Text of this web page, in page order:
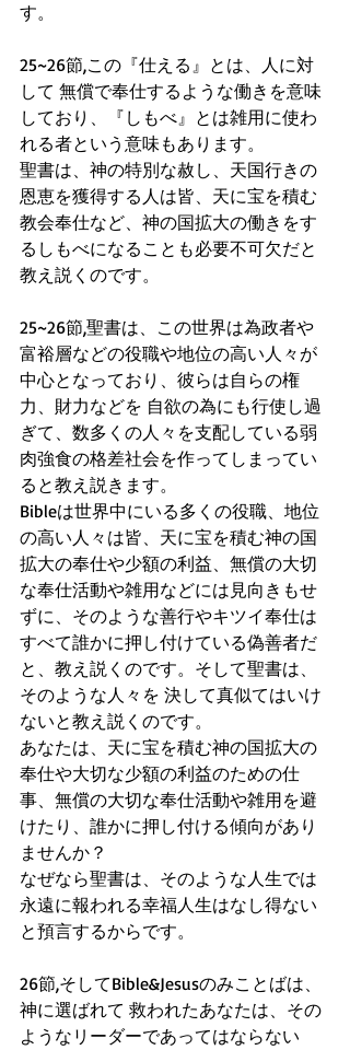
す。
25~26節,この『仕える』とは、人に対
して 無償で奉仕するような働きを意味
しており、『しもべ』とは雑用に使わ
れる者という意味もあります。
聖書は、神の特別な赦し、天国行きの
恩恵を獲得する人は皆、天に宝を積む
教会奉仕など、神の国拡大の働きをす
るしもべになることも必要不可欠だと
教え説くのです。
25~26節,聖書は、この世界は為政者や
富裕層などの役職や地位の高い人々が
中心となっており、彼らは自らの権
力、財力などを 自欲の為にも行使し過
ぎて、数多くの人々を支配している弱
肉強食の格差社会を作ってしまってい
ると教え説きます。
Bibleは世界中にいる多くの役職、地位
の高い人々は皆、天に宝を積む神の国
拡大の奉仕や少額の利益、無償の大切
な奉仕活動や雑用などには見向きもせ
ずに、そのような善行やキツイ奉仕は
すべて誰かに押し付けている偽善者だ
と、教え説くのです。そして聖書は、
そのような人々を 決して真似てはいけ
ないと教え説くのです。
あなたは、天に宝を積む神の国拡大の
奉仕や大切な少額の利益のための仕
事、無償の大切な奉仕活動や雑用を避
けたり、誰かに押し付ける傾向があり
ませんか？
なぜなら聖書は、そのような人生では
永遠に報われる幸福人生はなし得ない
と預言するからです。
26節,そしてBible&Jesusのみことばは、
神に選ばれて 救われたあなたは、その
ようなリーダーであってはならない